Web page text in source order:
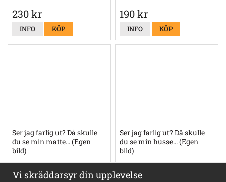
230 kr
INFO KÖP
190 kr
INFO KÖP
Ser jag farlig ut? Då skulle
du se min matte... (Egen
bild)
190 kr
Ser jag farlig ut? Då skulle
du se min husse... (Egen
bild)
190 kr
Vi skräddarsyr din upplevelse